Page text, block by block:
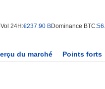
Vol 24H:€237.90 BDominance BTC:
du marché Points forts